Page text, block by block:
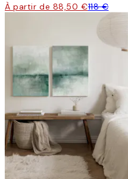
À partir de 88,50 €118 €